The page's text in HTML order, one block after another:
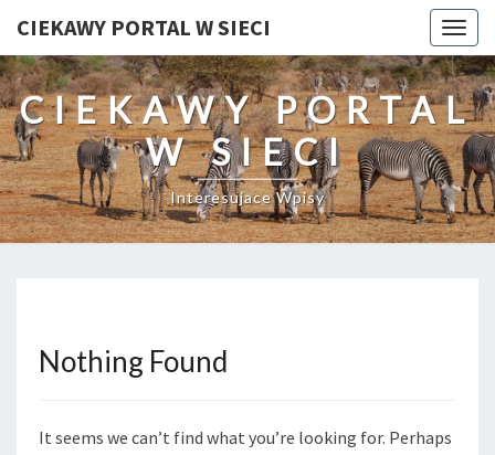
CIEKAWY PORTAL W SIECI
CIEKAWY PORTAL
W SIECI
Interesujace Wpisy
Nothing
Nothing Found
It seems we can’t find what you’re looking for. Perhaps